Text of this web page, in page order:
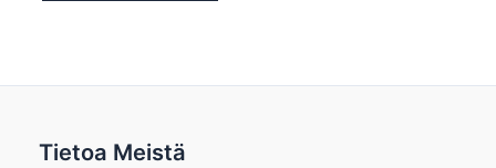
Tietoa Meistä